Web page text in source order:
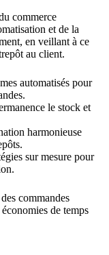
commerce
et de la
en veillant à ce
au client.
automatisés pour
le stock et
harmonieuse
sur mesure pour
commandes
de temps